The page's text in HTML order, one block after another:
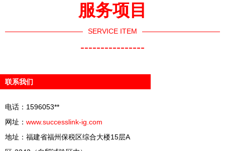
服务项目
SERVICE ITEM
----------------
联系我们
电话：1596053**
网址： www.successlink-ig.com
地址：福建省福州保税区综合大楼15层A